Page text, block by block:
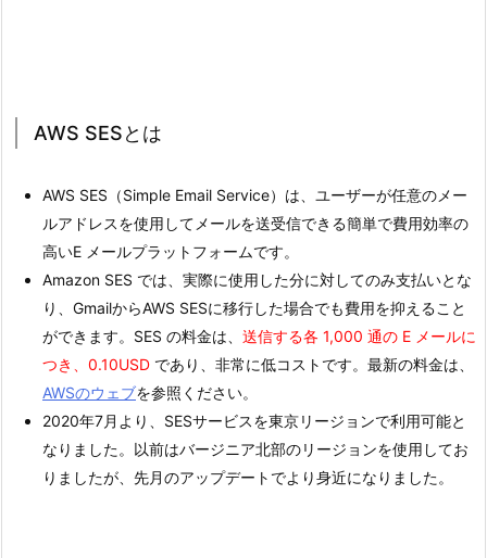
AWS SESとは
AWS SES（Simple Email Service）は、ユーザーが任意のメー
ルアドレスを使用してメールを送受信できる簡単で費用効率の
高いE メールプラットフォームです。
Amazon SES では、実際に使用した分に対してのみ支払いとな
り、GmailからAWS SESに移行した場合でも費用を抑えること
ができます。SES の料金は、 送信する各 1,000 通の E メールに
つき、 0.10USD であり、非常に低コストです。最新の料金は、
AWSのウェブを参照ください。
2020年7月より、SESサービスを東京リージョンで利用可能と
なりました。以前はバージニア北部のリージョンを使用してお
りましたが、先月のアップデートでより身近になりました。